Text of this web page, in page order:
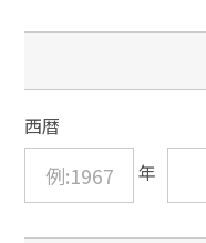
西暦